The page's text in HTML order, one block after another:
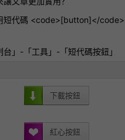
短代碼 <code>[button]</
」-「工具」-「短代碼按鈕」
下載按鈕
紅心按鈕